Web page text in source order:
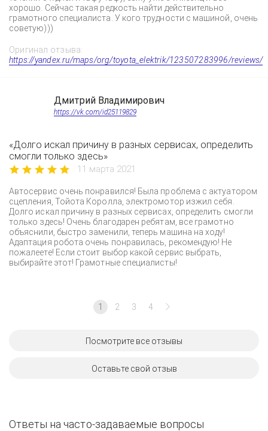
хорошо. Сейчас такая редкость найти действительно
грамотного специалиста. У кого трудности с машиной, очень
советую)))
Оригинал отзыва:
https://yandex.ru/maps/org/toyota_elektrik/123507283996/reviews/
Дмитрий Владимирович
https://vk.com/id25119829
«Долго искал причину в разных сервисах, определить
смогли только здесь»
11 марта 2021
Автосервис очень понравился! Была проблема с актуатором
сцепления, Тойота Королла, электромотор изжил себя.
Долго искал причину в разных сервисах, определить смогли
только здесь! Очень благодарен ребятам, все грамотно
объяснили, быстро заменили, теперь машина на ходу!
Адаптация робота очень понравилась, рекомендую! Не
пожалеете! Если стоит выбор какой сервис выбрать,
выбирайте этот! Грамотные специалисты!
1 2 3 4
Посмотрите все отзывы
Оставьте свой отзыв
Ответы на часто-задаваемые вопросы